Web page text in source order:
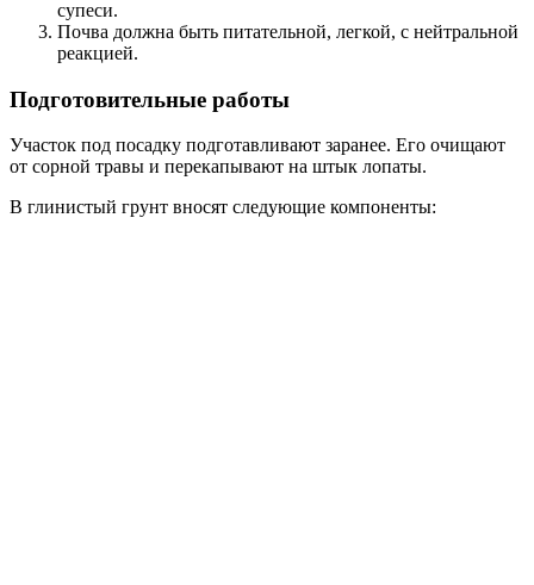
супеси.
Почва должна быть питательной, легкой, с нейтральной
реакцией.
Подготовительные работы
Участок под посадку подготавливают заранее. Его очищают
от сорной травы и перекапывают на штык лопаты.
В глинистый грунт вносят следующие компоненты: